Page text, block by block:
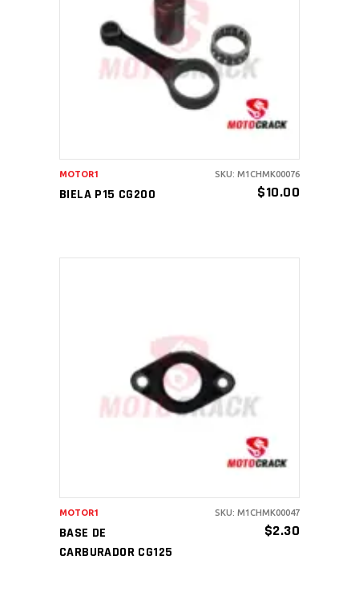
AÑADIR AL CARRITO
BIELA P15 CG200 $10.00
MOTOR1 SKU: M1CHMK00076
AÑADIR AL CARRITO
BASE DE
CARBURADOR CG125
$2.30
MOTOR1 SKU: M1CHMK00047